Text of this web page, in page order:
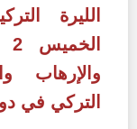
الليرة
والإرهاب
التركي في